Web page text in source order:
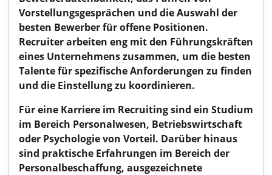
Vorstellungsgesprächen und die Auswahl der
besten Bewerber für offene Positionen.
Recruiter arbeiten eng mit den Führungskräften
eines Unternehmens zusammen, um die besten
Talente für spezifische Anforderungen zu finden
und die Einstellung zu koordinieren.
Für eine Karriere im Recruiting sind ein Studium
im Bereich Personalwesen, Betriebswirtschaft
oder Psychologie von Vorteil. Darüber hinaus
sind praktische Erfahrungen im Bereich der
Personalbeschaffung, ausgezeichnete